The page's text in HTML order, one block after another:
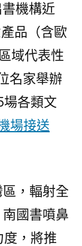
機構近
品（含歐
域代表性
名家舉辦
各類文
場接送
，輻射全
國書噴鼻
度，將推